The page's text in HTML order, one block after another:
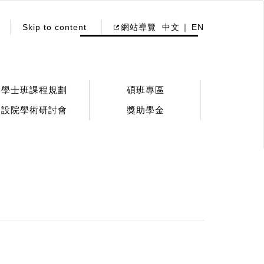
Skip to content 網站導覽 中文 EN
學士班課程規劃
碩班專區
設院學術研討會
獎助學金